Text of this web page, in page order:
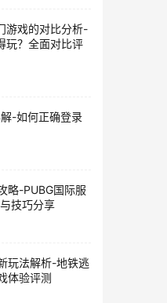
游戏的对比分析-
玩？全面对比评
-如何正确登录
略-PUBG国际服
技巧分享
玩法解析-地铁逃
体验评测